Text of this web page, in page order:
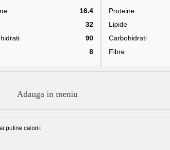
16.4
32
90
8
Proteine
Lipide
Carbohidrati
Fibre
Adauga in meniu
putine calorii: